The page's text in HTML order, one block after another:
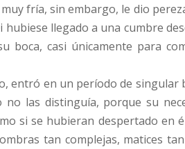
fría, sin embargo, le dio
llegado a una cumbre
boca, casi únicamente para
entró en un período de
las distinguía, porque su
si se hubieran despertado en
tan complejas, matices